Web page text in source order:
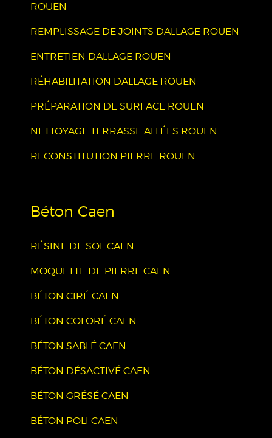
ROUEN
REMPLISSAGE DE JOINTS DALLAGE ROUEN
ENTRETIEN DALLAGE ROUEN
RÉHABILITATION DALLAGE ROUEN
PRÉPARATION DE SURFACE ROUEN
NETTOYAGE TERRASSE ALLÉES ROUEN
RECONSTITUTION PIERRE ROUEN
Béton Caen
RÉSINE DE SOL CAEN
MOQUETTE DE PIERRE CAEN
BÉTON CIRÉ CAEN
BÉTON COLORÉ CAEN
BÉTON SABLÉ CAEN
BÉTON DÉSACTIVÉ CAEN
BÉTON GRÉSÉ CAEN
BÉTON POLI CAEN